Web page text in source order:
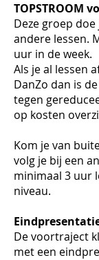
TOPSTROOM
Deze groep
andere lessen.
uur in de week.
Als je al lessen
DanZo dan is
tegen
op kosten
Kom je van
volg je bij een
minimaal 3 uur
niveau.
De voortraject
met een